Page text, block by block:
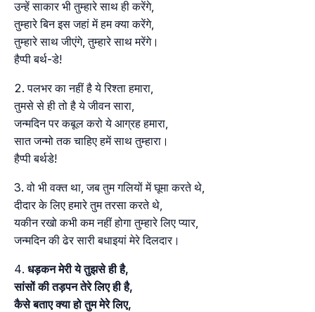
उन्हें साकार भी तुम्हारे साथ ही करेंगे,
तुम्हारे बिन इस जहां में हम क्या करेंगे,
तुम्हारे साथ जीएंगे, तुम्हारे साथ मरेंगे।
हैप्पी बर्थ-डे!
पलभर का नहीं है ये रिश्ता हमारा,
तुमसे से ही तो है ये जीवन सारा,
जन्मदिन पर कबूल करो ये आग्रह हमारा,
सात जन्मो तक चाहिए हमें साथ तुम्हारा।
हैप्पी बर्थडे!
वो भी वक्त था, जब तुम गलियों में घूमा करते थे,
दीदार के लिए हमारे तुम तरसा करते थे,
यकीन रखो कभी कम नहीं होगा तुम्हारे लिए प्यार,
जन्मदिन की ढेर सारी बधाइयां मेरे दिलदार।
धड़कन मेरी ये तुझसे ही है,
सांसों की तड़पन तेरे लिए ही है,
कैसे बताए क्या हो तुम मेरे लिए,